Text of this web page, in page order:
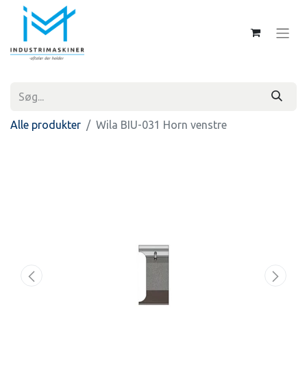
Alle produkter Wila BIU-031 Horn venstre